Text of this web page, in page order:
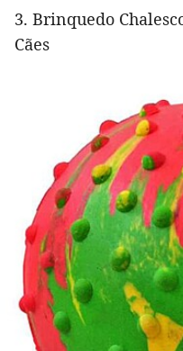
3. Brinquedo
Cães